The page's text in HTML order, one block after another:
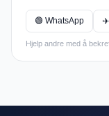
🟢 WhatsApp ✈️
Hjelp andre med å